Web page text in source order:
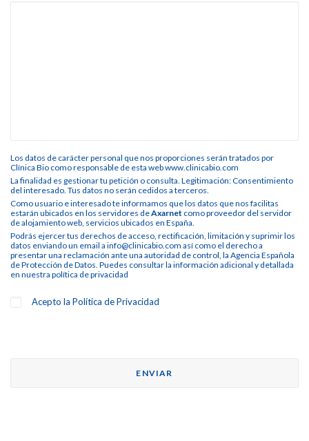
Los datos de carácter personal que nos proporciones serán tratados por
Clínica Bio como responsable de esta web www.clinicabio.com
La finalidad es gestionar tu petición o consulta. Legitimación: Consentimiento
del interesado. Tus datos no serán cedidos a terceros.
Como usuario e interesado te informamos que los datos que nos facilitas
estarán ubicados en los servidores deAxarnet como proveedor del servidor
de alojamiento web, servicios ubicados en España.
Podrás ejercer tus derechos de acceso, rectificación, limitación y suprimir los
datos enviando un email a info@clinicabio.com así como el derecho a
presentar una reclamación ante una autoridad de control, la Agencia Española
de Protección de Datos. Puedes consultar la información adicional y detallada
en nuestra política de privacidad
Acepto laPolítica de Privacidad